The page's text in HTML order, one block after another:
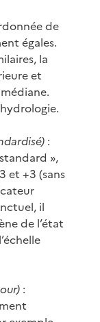
de
égales.
la
et
:
»,
et +3 (sans
il
de l’état
: